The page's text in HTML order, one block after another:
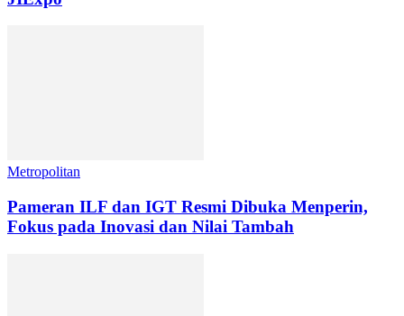
Metropolitan
Pameran ILF dan IGT Resmi Dibuka Menperin,
Fokus pada Inovasi dan Nilai Tambah